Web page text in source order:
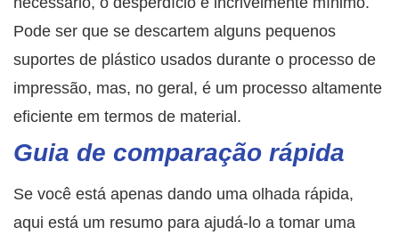
Pode ser que se descartem alguns pequenos
suportes de plástico usados ​​durante o processo de
impressão, mas, no geral, é um processo altamente
eficiente em termos de material.
Guia de comparação rápida
Se você está apenas dando uma olhada rápida,
aqui está um resumo para ajudá-lo a tomar uma